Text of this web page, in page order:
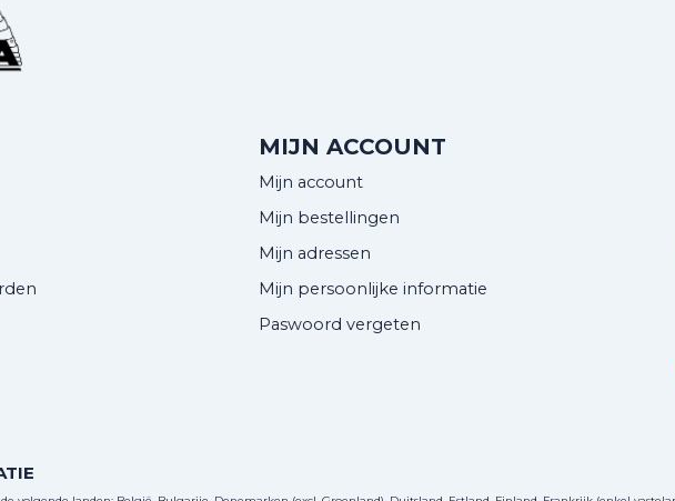
MIJN ACCOUNT
Mijn account
Mijn bestellingen
Mijn adressen
Mijn persoonlijke informatie
Paswoord vergeten